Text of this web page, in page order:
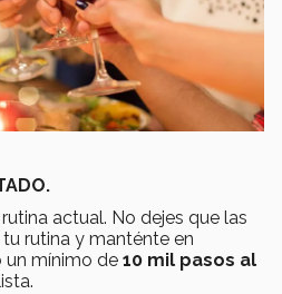
actual. No dejes que las
rutina y manténte en
mínimo de 10 mil pasos al